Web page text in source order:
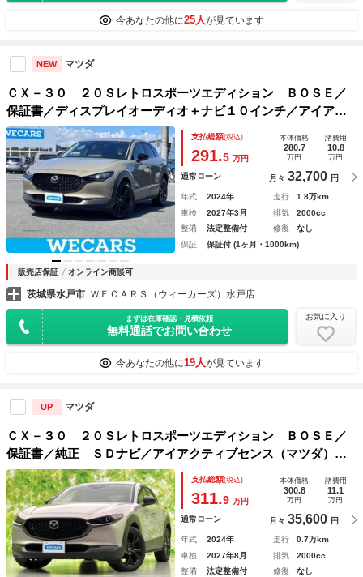
今あなたの他に25人が見ています
NEW マツダ
ＣＸ－３０ ２０Ｓレトロスポーツエディション ＢＯＳＥ／
保証書／ディスプレイオーディオ＋ナビ１０インチ／アイアク
ティブセンス（マツダ）／シートヒーター 前席／３６０°ビュ
ーモニター／車線逸脱防止支援システム／シート ハーフレザ
ー
支払総額(税込)
291.5 万円
本体価格
280.7
万円
諸費用
10.8
万円
通常ローン 月々 32,700 円
年式 2024年 走行
1.8万km
車検
2027年3月 排気
2000cc
整備
法定整備付 修復
なし
保証
保証付 (1ヶ月・1000km)
販売店保証 オンライン商談可
茨城県水戸市 ＷＥＣＡＲＳ（ウィーカーズ）水戸店
まずは在庫確認・見積依頼
無料通話でお問い合わせ
お気に入り
今あなたの他に19人が見ています
UP マツダ
ＣＸ－３０ ２０Ｓレトロスポーツエディション ＢＯＳＥ／
保証書／純正 ＳＤナビ／アイアクティブセンス（マツダ）／
シートヒーター 前席／３６０°ビューモニター／車線逸脱防止
支援システム／シート ハーフレザー／電動バックドア／ドラ
イブレコーダー 前後
支払総額(税込)
311.9 万円
本体価格
300.8
万円
諸費用
11.1
万円
通常ローン 月々 35,600 円
年式 2024年 走行
0.7万km
車検
2027年8月 排気
2000cc
整備
法定整備付 修復
なし